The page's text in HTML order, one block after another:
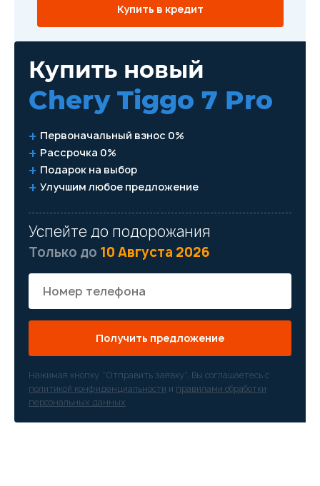
Купить новый
Chery Tiggo 7 Pro
Первоначальный взнос 0%
Рассрочка 0%
Подарок на выбор
Улучшим любое предложение
Успейте до подорожания
Только до 10 Августа 2026
Получить предложение
Нажимая кнопку “Отправить заявку”, Вы соглашаетесь с
политикой конфиденциальности и правилами обработки
персональных данных
Купить в кредит